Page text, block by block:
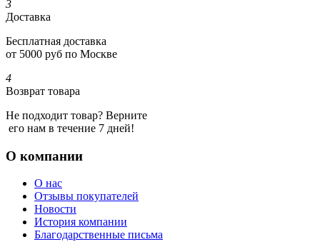
3
Доставка
Бесплатная доставка
от 5000 руб по Москве
4
Возврат товара
Не подходит товар? Верните
его нам в течение 7 дней!
О компании
О нас
Отзывы покупателей
Новости
История компании
Благодарственные письма